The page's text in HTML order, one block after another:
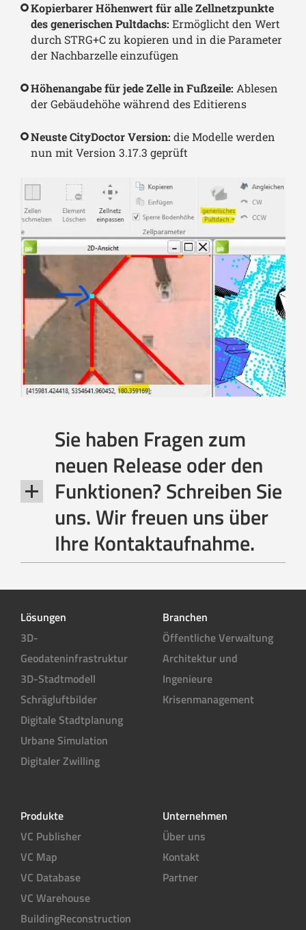
Kopierbarer Höhenwert für alle Zellnetzpunkte
des generischen Pultdachs: Ermöglicht den Wert
durch STRG+C zu kopieren und in die Parameter
der Nachbarzelle einzufügen
Höhenangabe für jede Zelle in Fußzeile: Ablesen
der Gebäudehöhe während des Editierens
Neuste CityDoctor Version: die Modelle werden
nun mit Version 3.17.3 geprüft
Sie haben Fragen zum
neuen Release oder den
Funktionen? Schreiben Sie
uns. Wir freuen uns über
Ihre Kontaktaufnahme.
Lösungen
3D-
Geodateninfrastruktur
3D-Stadtmodell
Schrägluftbilder
Digitale Stadtplanung
Urbane Simulation
Digitaler Zwilling
Branchen
Öffentliche Verwaltung
Architektur und
Ingenieure
Krisenmanagement
Produkte
VC Publisher
VC Map
VC Database
VC Warehouse
BuildingReconstruction
Unternehmen
Über uns
Kontakt
Partner